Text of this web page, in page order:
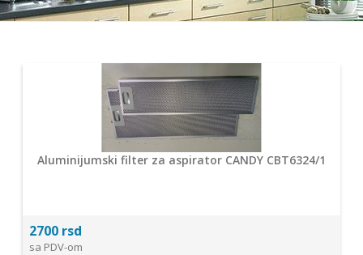
Aluminijumski filter za aspirator CANDY CBT6324/1
2700 rsd
sa PDV-om